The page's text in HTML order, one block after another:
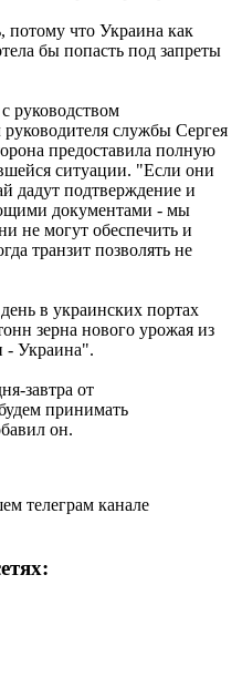
потому что Украина как
бы попасть под запреты
руководством
руководителя службы Сергея
предоставила полную
ситуации. "Если они
дадут подтверждение и
документами - мы
не могут обеспечить и
транзит позволять не
в украинских портах
зерна нового урожая из
- Украина".
завтра от
принимать
он.
телеграм канале